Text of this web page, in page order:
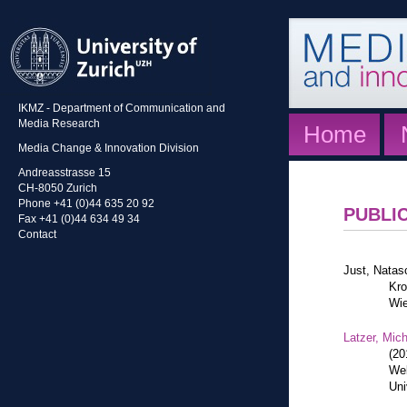
IKMZ - Department of Communication and
Media Research
Media Change & Innovation Division
Andreasstrasse 15
CH-8050 Zurich
Phone +41 (0)44 635 20 92
Fax +41 (0)44 634 49 34
Contact
Home
Just,
Latzer,